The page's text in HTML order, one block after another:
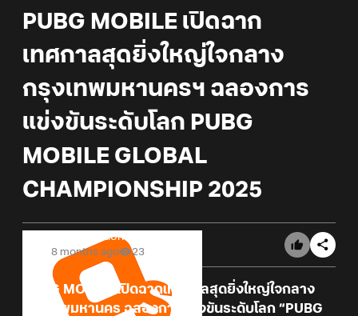
PUBG MOBILE เปิดฉาก
เทศกาลสุดยิ่งใหญ่ใจกลาง
กรุงเทพมหานครฯ ฉลองการ
แข่งขันระดับโลก PUBG
MOBILE GLOBAL
CHAMPIONSHIP 2025
Online Station
8 months ago
23
PUBG MOBILE
เปิดฉากเทศกาลสุดยิ่งใหญ่ใจกลาง
กรุงเทพมหานคร ฉลองการแข่งขันระดับโลก “PUBG